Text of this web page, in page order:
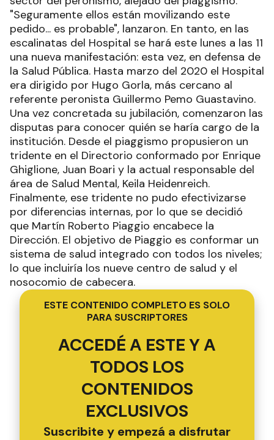
"Seguramente ellos están movilizando este
pedido... es probable", lanzaron. En tanto, en las
escalinatas del Hospital se hará este lunes a las 11
una nueva manifestación: esta vez, en defensa de
la Salud Pública. Hasta marzo del 2020 el Hospital
era dirigido por Hugo Gorla, más cercano al
referente peronista Guillermo Pemo Guastavino.
Una vez concretada su jubilación, comenzaron las
disputas para conocer quién se haría cargo de la
institución. Desde el piaggismo propusieron un
tridente en el Directorio conformado por Enrique
Ghiglione, Juan Boari y la actual responsable del
área de Salud Mental, Keila Heidenreich.
Finalmente, ese tridente no pudo efectivizarse
por diferencias internas, por lo que se decidió
que Martín Roberto Piaggio encabece la
Dirección. El objetivo de Piaggio es conformar un
sistema de salud integrado con todos los niveles;
lo que incluiría los nueve centro de salud y el
nosocomio de cabecera.
ESTE CONTENIDO COMPLETO ES SOLO
PARA SUSCRIPTORES
ACCEDÉ A ESTE Y A
TODOS LOS
CONTENIDOS
EXCLUSIVOS
Suscribite y empezá a disfrutar